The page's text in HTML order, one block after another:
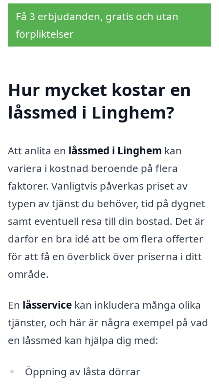
Få 3 erbjudanden, gratis och utan
förpliktelser
Hur mycket kostar en
låssmed i Linghem?
Att anlita en låssmed i Linghem kan
variera i kostnad beroende på flera
faktorer. Vanligtvis påverkas priset av
typen av tjänst du behöver, tid på dygnet
samt eventuell resa till din bostad. Det är
därför en bra idé att be om flera offerter
för att få en överblick över priserna i ditt
område.
En låsservice kan inkludera många olika
tjänster, och här är några exempel på vad
en låssmed kan hjälpa dig med:
Öppning av låsta dörrar